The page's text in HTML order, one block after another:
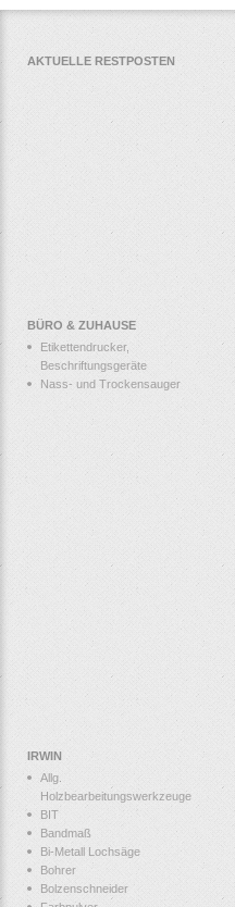
AKTUELLE RESTPOSTEN
BÜRO & ZUHAUSE
Etikettendrucker,
Beschriftungsgeräte
Nass- und Trockensauger
IRWIN
Allg.
Holzbearbeitungswerkzeuge
BIT
Bandmaß
Bi-Metall Lochsäge
Bohrer
Bolzenschneider